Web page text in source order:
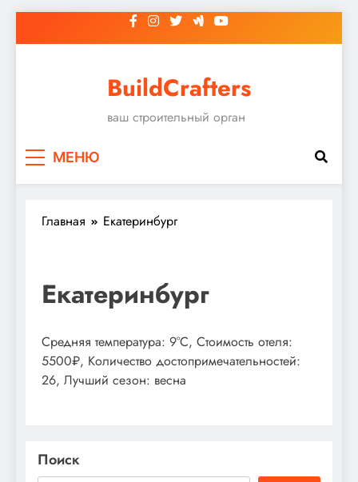
к
BuildCrafters
ваш строительный орган
МЕНЮ
Главная Екатеринбург
Екатеринбург
Средняя температура: 9°C, Стоимость отеля:
5500₽, Количество достопримечательностей:
26, Лучший сезон: весна
Поиск